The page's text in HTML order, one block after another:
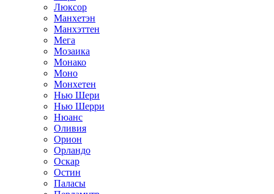
Люксор
Манхетэн
Манхэттен
Мега
Мозаика
Монако
Моно
Монхетен
Нью Шери
Нью Шерри
Нюанс
Оливия
Орион
Орландо
Оскар
Остин
Паласы